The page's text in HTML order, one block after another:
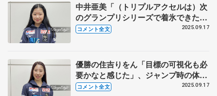
中井亜美「（トリプルアクセルは）次
のグランプリシリーズで着氷できた
ら」【CSロンバルディア杯帰国】
コメント全文 2025.09.17
優勝の住吉りをん「目標の可視化も必
要かなと感じた」、ジャンプ時の体の
動かし方が把握できている【CSロン
コメント全文 2025.09.17